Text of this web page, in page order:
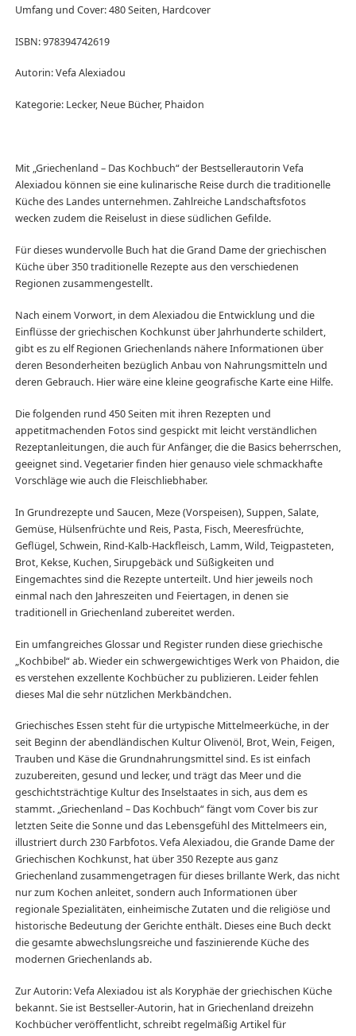
Umfang und Cover: 480 Seiten, Hardcover
ISBN: 978394742619
Autorin: Vefa Alexiadou
Kategorie: Lecker, Neue Bücher, Phaidon
Mit „Griechenland – Das Kochbuch“ der Bestsellerautorin Vefa
Alexiadou können sie eine kulinarische Reise durch die traditionelle
Küche des Landes unternehmen. Zahlreiche Landschaftsfotos
wecken zudem die Reiselust in diese südlichen Gefilde.
Für dieses wundervolle Buch hat die Grand Dame der griechischen
Küche über 350 traditionelle Rezepte aus den verschiedenen
Regionen zusammengestellt.
Nach einem Vorwort, in dem Alexiadou die Entwicklung und die
Einflüsse der griechischen Kochkunst über Jahrhunderte schildert,
gibt es zu elf Regionen Griechenlands nähere Informationen über
deren Besonderheiten bezüglich Anbau von Nahrungsmitteln und
deren Gebrauch. Hier wäre eine kleine geografische Karte eine Hilfe.
Die folgenden rund 450 Seiten mit ihren Rezepten und
appetitmachenden Fotos sind gespickt mit leicht verständlichen
Rezeptanleitungen, die auch für Anfänger, die die Basics beherrschen,
geeignet sind. Vegetarier finden hier genauso viele schmackhafte
Vorschläge wie auch die Fleischliebhaber.
In Grundrezepte und Saucen, Meze (Vorspeisen), Suppen, Salate,
Gemüse, Hülsenfrüchte und Reis, Pasta, Fisch, Meeresfrüchte,
Geflügel, Schwein, Rind-Kalb-Hackfleisch, Lamm, Wild, Teigpasteten,
Brot, Kekse, Kuchen, Sirupgebäck und Süßigkeiten und
Eingemachtes sind die Rezepte unterteilt. Und hier jeweils noch
einmal nach den Jahreszeiten und Feiertagen, in denen sie
traditionell in Griechenland zubereitet werden.
Ein umfangreiches Glossar und Register runden diese griechische
„Kochbibel“ ab. Wieder ein schwergewichtiges Werk von Phaidon, die
es verstehen exzellente Kochbücher zu publizieren. Leider fehlen
dieses Mal die sehr nützlichen Merkbändchen.
Griechisches Essen steht für die urtypische Mittelmeerküche, in der
seit Beginn der abendländischen Kultur Olivenöl, Brot, Wein, Feigen,
Trauben und Käse die Grundnahrungsmittel sind. Es ist einfach
zuzubereiten, gesund und lecker, und trägt das Meer und die
geschichtsträchtige Kultur des Inselstaates in sich, aus dem es
stammt. „Griechenland – Das Kochbuch“ fängt vom Cover bis zur
letzten Seite die Sonne und das Lebensgefühl des Mittelmeers ein,
illustriert durch 230 Farbfotos. Vefa Alexiadou, die Grande Dame der
Griechischen Kochkunst, hat über 350 Rezepte aus ganz
Griechenland zusammengetragen für dieses brillante Werk, das nicht
nur zum Kochen anleitet, sondern auch Informationen über
regionale Spezialitäten, einheimische Zutaten und die religiöse und
historische Bedeutung der Gerichte enthält. Dieses eine Buch deckt
die gesamte abwechslungsreiche und faszinierende Küche des
modernen Griechenlands ab.
Zur Autorin: Vefa Alexiadou ist als Koryphäe der griechischen Küche
bekannt. Sie ist Bestseller-Autorin, hat in Griechenland dreizehn
Kochbücher veröffentlicht, schreibt regelmäßig Artikel für